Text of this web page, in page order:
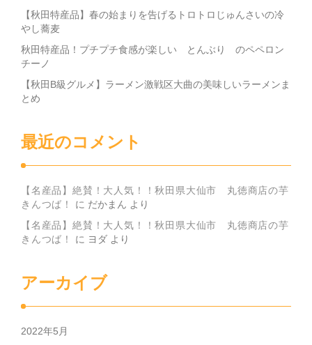
【秋田特産品】春の始まりを告げるトロトロじゅんさいの冷
やし蕎麦
秋田特産品！プチプチ食感が楽しい とんぶり のペペロン
チーノ
【秋田B級グルメ】ラーメン激戦区大曲の美味しいラーメンま
とめ
最近のコメント
【名産品】絶賛！大人気！！秋田県大仙市 丸徳商店の芋
きんつば！
に だかまん より
【名産品】絶賛！大人気！！秋田県大仙市 丸徳商店の芋
きんつば！
に ヨダ より
アーカイブ
2022年5月